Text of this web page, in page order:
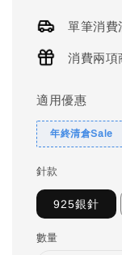
單筆消費
消費兩項
適用優惠
年終清倉Sale
針款
925銀針
數量